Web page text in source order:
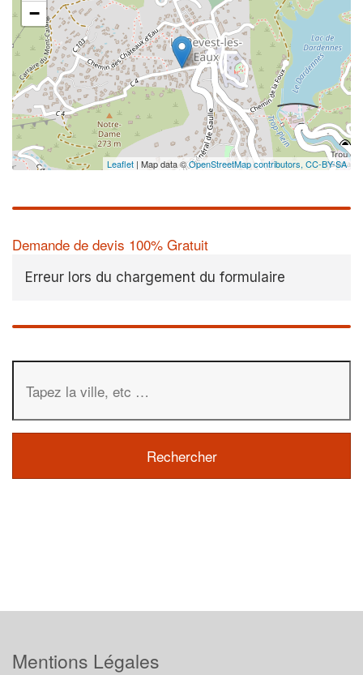
−
Leaflet | Map data ©OpenStreetMap contributors, CC-BY-SA
Demande de devis 100% Gratuit
Erreur lors du chargement du formulaire
✕
Mentions Légales